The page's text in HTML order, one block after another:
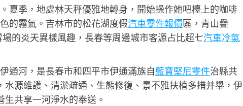
夏季，地處林天秤優雅地轉身，開始操作她吧檯上的咖啡
的霧氣。吉林市的松花湖度假汽車零件報價區，青山疊
的炎天異樣風趣，長春等周邊城市客源占比超七汽車冷氣
通河，是長春市和四平市伊通滿族自藍寶堅尼零件治縣共
水源維護、清淤疏通、生態修復、景不雅扶植多措并舉，伊
生共享一河淨水的奉送。